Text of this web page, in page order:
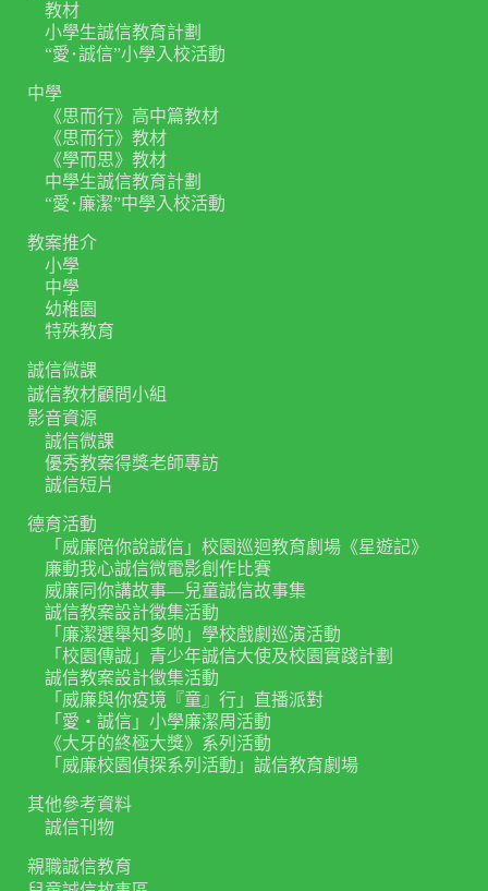
教材
小學生誠信教育計劃
“愛･誠信”小學入校活動
中學
《思而行》高中篇教材
《思而行》教材
《學而思》教材
中學生誠信教育計劃
“愛･廉潔”中學入校活動
教案推介
小學
中學
幼稚園
特殊教育
誠信微課
誠信教材顧問小組
影音資源
誠信微課
優秀教案得獎老師專訪
誠信短片
德育活動
「威廉陪你說誠信」校園巡迴教育劇場《星遊記》
廉動我心誠信微電影創作比賽
威廉同你講故事—兒童誠信故事集
誠信教案設計徵集活動
「廉潔選舉知多啲」學校戲劇巡演活動
「校園傳誠」青少年誠信大使及校園實踐計劃
誠信教案設計徵集活動
「威廉與你疫境『童』行」直播派對
「愛‧誠信」小學廉潔周活動
《大牙的終極大獎》系列活動
「威廉校園偵探系列活動」誠信教育劇場
其他參考資料
誠信刊物
親職誠信教育